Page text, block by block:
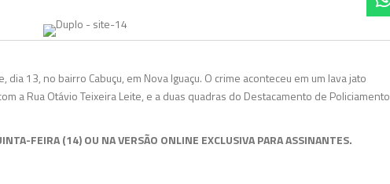
13, no bairro Cabuçu, em Nova Iguaçu. O crime aconteceu em um lava jato
a Rua Otávio Teixeira Leite, e a duas quadras do Destacamento de Policiamento
FEIRA (14) OU NA VERSÃO ONLINE EXCLUSIVA PARA ASSINANTES.